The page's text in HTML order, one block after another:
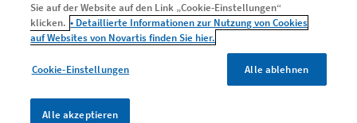
Datenschutzerklärung
Impressum
Sie auf der Website auf den Link „Cookie-Einstellungen“
klicken. • Detaillierte Informationen zur Nutzung von Cookies
auf Websites von Novartis finden Sie hier.
Cookie-Einstellungen Alle ablehnen
Alle akzeptieren